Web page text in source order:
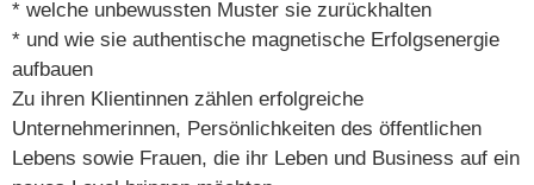
* welche unbewussten Muster sie zurückhalten
* und wie sie authentische magnetische Erfolgsenergie
aufbauen
Zu ihren Klientinnen zählen erfolgreiche
Unternehmerinnen, Persönlichkeiten des öffentlichen
Lebens sowie Frauen, die ihr Leben und Business auf ein